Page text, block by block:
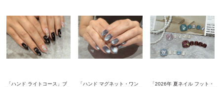
「ハンド ライトコース」ブ
「ハンド マグネット・ワン
「2026年 夏ネイル フット・